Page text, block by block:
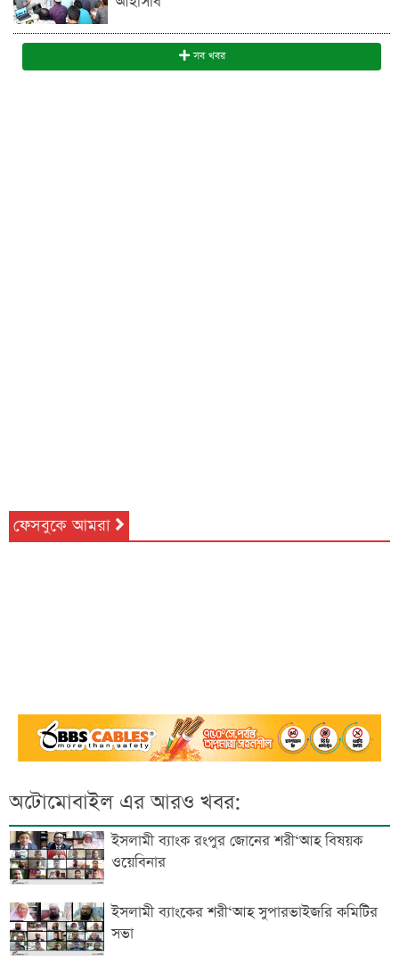
সব খবর
ফেসবুকে আমরা
অটোমোবাইল এর আরও খবর:
ইসলামী ব্যাংক রংপুর জোনের শরী‘আহ বিষয়ক
ওয়েবিনার
ইসলামী ব্যাংকের শরী‘আহ সুপারভাইজরি কমিটির
সভা